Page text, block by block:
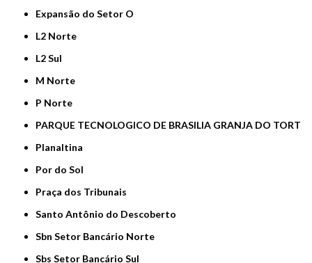
Expansão do Setor O
L2 Norte
L2 Sul
M Norte
P Norte
PARQUE TECNOLOGICO DE BRASILIA GRANJA DO TORT
Planaltina
Por do Sol
Praça dos Tribunais
Santo Antônio do Descoberto
Sbn Setor Bancário Norte
Sbs Setor Bancário Sul